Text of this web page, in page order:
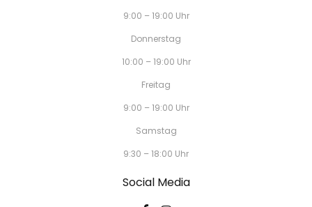
9:00 – 19:00 Uhr
Donnerstag
10:00 – 19:00 Uhr
Freitag
9:00 – 19:00 Uhr
Samstag
9:30 – 18:00 Uhr
Social Media